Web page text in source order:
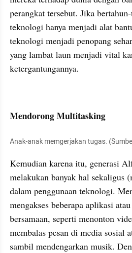
perangkat tersebut. Jika
teknologi hanya menjadi alat
teknologi menjadi penopang
yang lambat laun menjadi vital
ketergantungannya.
Mendorong Multitasking
Anak-anak memgerjakan tugas.
Kemudian karena itu, generasi
melakukan banyak hal sekaligus
dalam penggunaan teknologi.
mengakses beberapa aplikasi
bersamaan, seperti menonton
membalas pesan di media sosial
sambil mendengarkan musik.